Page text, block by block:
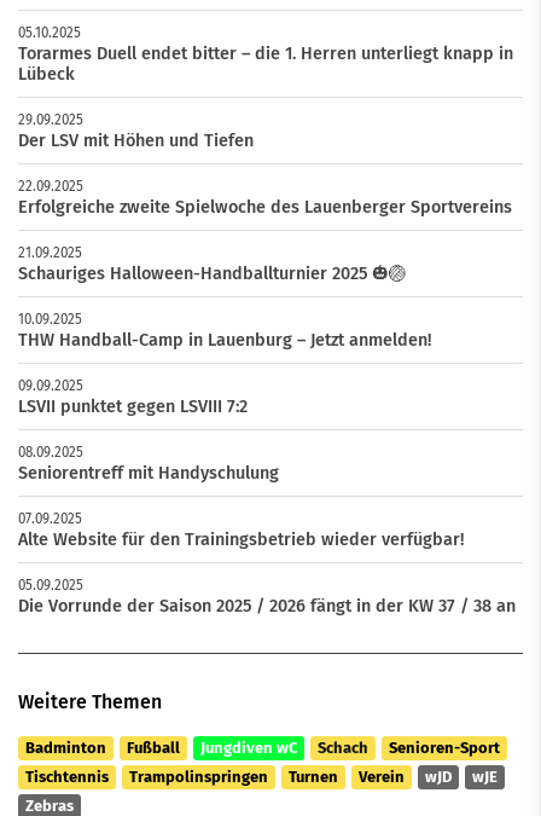
05.10.2025
Torarmes Duell endet bitter – die 1. Herren unterliegt knapp in
Lübeck
29.09.2025
Der LSV mit Höhen und Tiefen
22.09.2025
Erfolgreiche zweite Spielwoche des Lauenberger Sportvereins
21.09.2025
Schauriges Halloween-Handballturnier 2025 🎃🏐
10.09.2025
THW Handball-Camp in Lauenburg – Jetzt anmelden!
09.09.2025
LSVII punktet gegen LSVIII 7:2
08.09.2025
Seniorentreff mit Handyschulung
07.09.2025
Alte Website für den Trainingsbetrieb wieder verfügbar!
05.09.2025
Die Vorrunde der Saison 2025 / 2026 fängt in der KW 37 / 38 an
Weitere Themen
Badminton Fußball Jungdiven wC Schach
Senioren-Sport
Tischtennis
Trampolinspringen Turnen Verein wJD
wJE
Zebras